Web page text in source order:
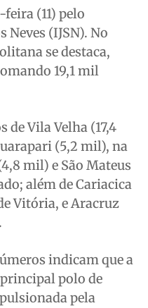
(11) pelo
Neves (IJSN). No
se destaca,
19,1 mil
Vila Velha (17,4
(5,2 mil), na
mil) e São Mateus
além de Cariacica
Vitória, e Aracruz
indicam que a
polo de
pela